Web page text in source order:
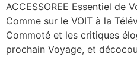
ACCESSOREE Essentiel de
Comme sur le VOIT à la
Commoté ​​et les critiques
prochain Voyage, et